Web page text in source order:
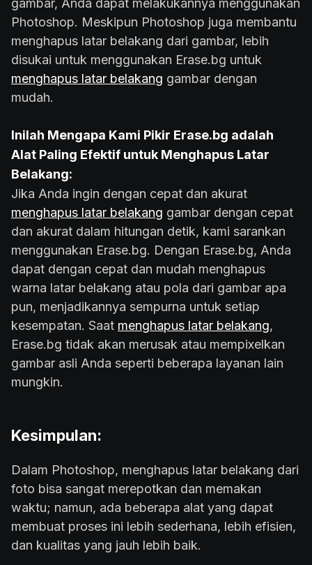
gambar, Anda dapat melakukannya menggunakan
Photoshop. Meskipun Photoshop juga membantu
menghapus latar belakang dari gambar, lebih
disukai untuk menggunakan Erase.bg untuk
menghapus latar belakang gambar dengan
mudah.
Inilah Mengapa Kami Pikir Erase.bg adalah
Alat Paling Efektif untuk Menghapus Latar
Belakang:
Jika Anda ingin dengan cepat dan akurat
menghapus latar belakang gambar dengan cepat
dan akurat dalam hitungan detik, kami sarankan
menggunakan Erase.bg. Dengan Erase.bg, Anda
dapat dengan cepat dan mudah menghapus
warna latar belakang atau pola dari gambar apa
pun, menjadikannya sempurna untuk setiap
kesempatan. Saat menghapus latar belakang,
Erase.bg tidak akan merusak atau mempixelkan
gambar asli Anda seperti beberapa layanan lain
mungkin.
Kesimpulan:
Dalam Photoshop, menghapus latar belakang dari
foto bisa sangat merepotkan dan memakan
waktu; namun, ada beberapa alat yang dapat
membuat proses ini lebih sederhana, lebih efisien,
dan kualitas yang jauh lebih baik.